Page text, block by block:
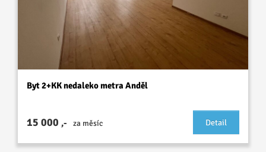
Byt 2+KK nedaleko metra Anděl
15 000 ,- za měsíc Detail